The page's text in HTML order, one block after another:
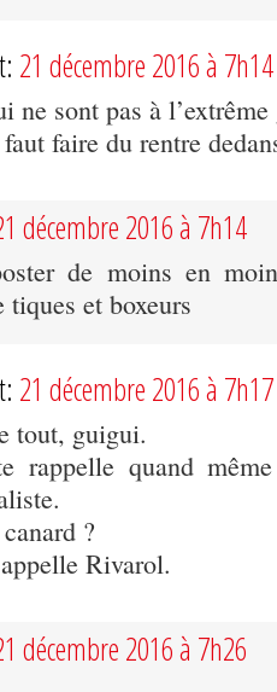
21 décembre 2016 à 7h14
ne sont pas à
faire du rentre
décembre 2016 à 7h14
de moins en
et boxeurs
21 décembre 2016 à 7h17
tout, guigui.
rappelle quand
?
Rivarol.
décembre 2016 à 7h26